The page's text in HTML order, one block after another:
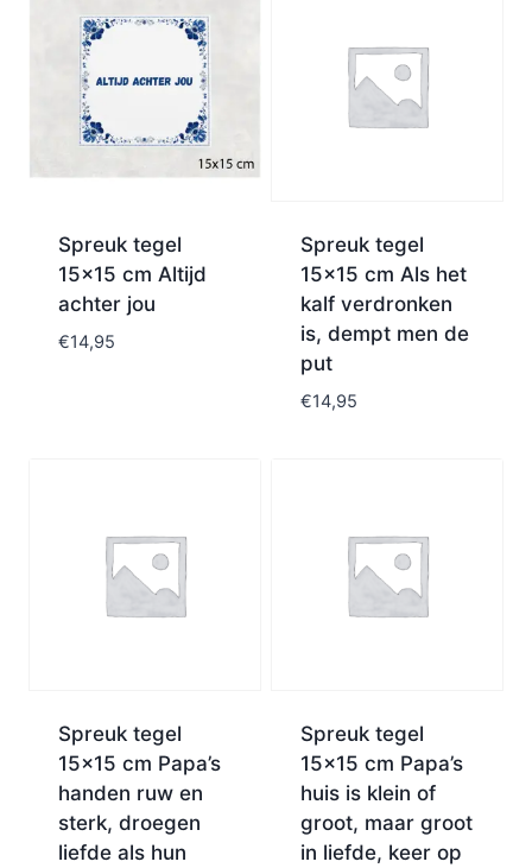
Spreuk tegel
15×15 cm Altijd
achter jou
€14,95
Spreuk tegel
15×15 cm Als het
kalf verdronken
is, dempt men de
put
€14,95
Spreuk tegel
15×15 cm Papa’s
handen ruw en
sterk, droegen
liefde als hun
Spreuk tegel
15×15 cm Papa’s
huis is klein of
groot, maar groot
in liefde, keer op